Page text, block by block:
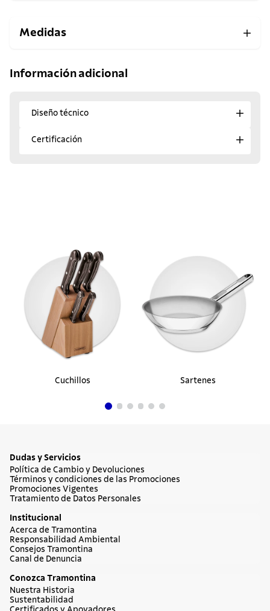
Medidas
Información adicional
Diseño técnico
Certificación
del momento!
Hervidor Allegra de acero inoxidable y
mango de baquelita de 12 cm y 1,4 l
Tramontina
en hasta